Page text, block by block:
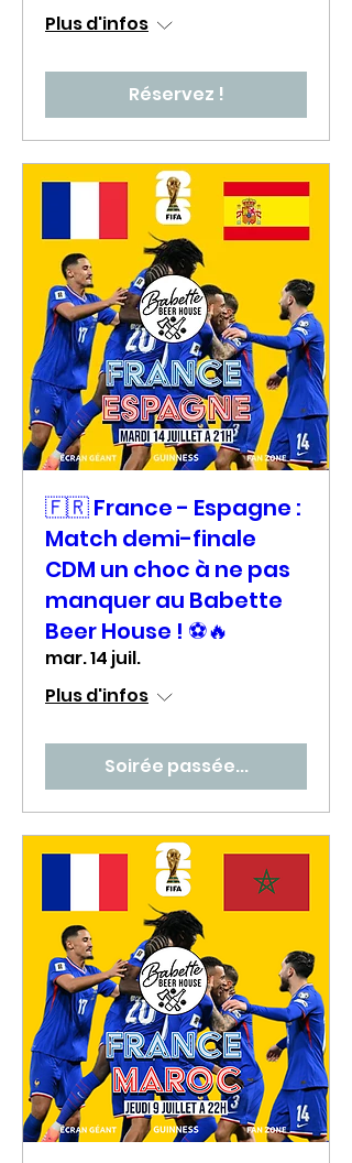
Plus d'infos
Réservez !
🇫🇷 France - Espagne :
Match demi-finale
CDM un choc à ne pas
manquer au Babette
Beer House ! ⚽🔥
mar. 14 juil.
Plus d'infos
Soirée passée...